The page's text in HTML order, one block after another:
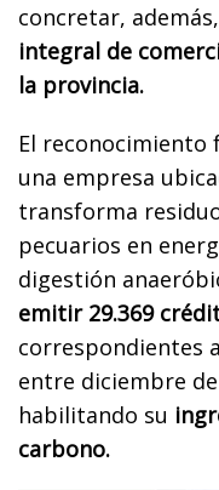
concretar,
integral de
la provincia.
El reconocimiento
una empresa
transforma
pecuarios en
digestión
emitir 29.369
correspondientes
entre diciembre
habilitando su
carbono.